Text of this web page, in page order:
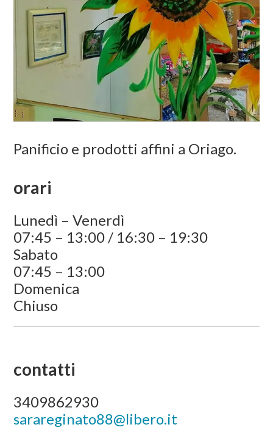
Panificio e prodotti affini a Oriago.
orari
Lunedì – Venerdì
07:45 – 13:00 / 16:30 – 19:30
Sabato
07:45 – 13:00
Domenica
Chiuso
contatti
3409862930
sarareginato88@libero.it